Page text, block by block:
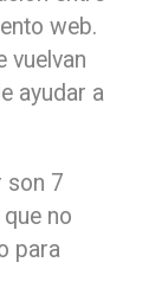
web.
vuelvan
ayudar a
son 7
no
para